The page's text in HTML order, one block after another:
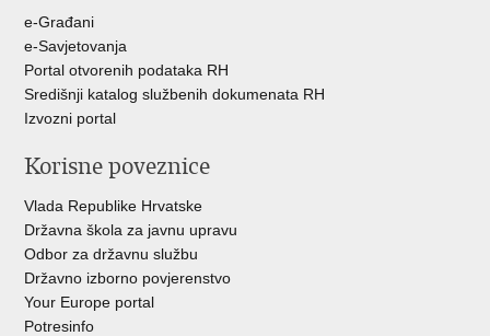
e-Građani
e-Savjetovanja
Portal otvorenih podataka RH
Središnji katalog službenih dokumenata RH
Izvozni portal
Korisne poveznice
Vlada Republike Hrvatske
Državna škola za javnu upravu
Odbor za državnu službu
Državno izborno povjerenstvo
Your Europe portal
Potresinfo